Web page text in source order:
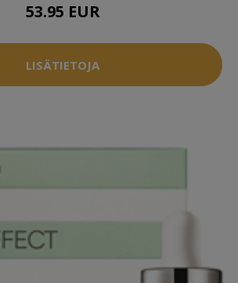
53.95 EUR
LISÄTIETOJA